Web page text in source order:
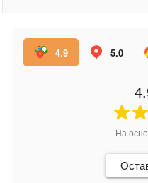
4.9 5.0
На